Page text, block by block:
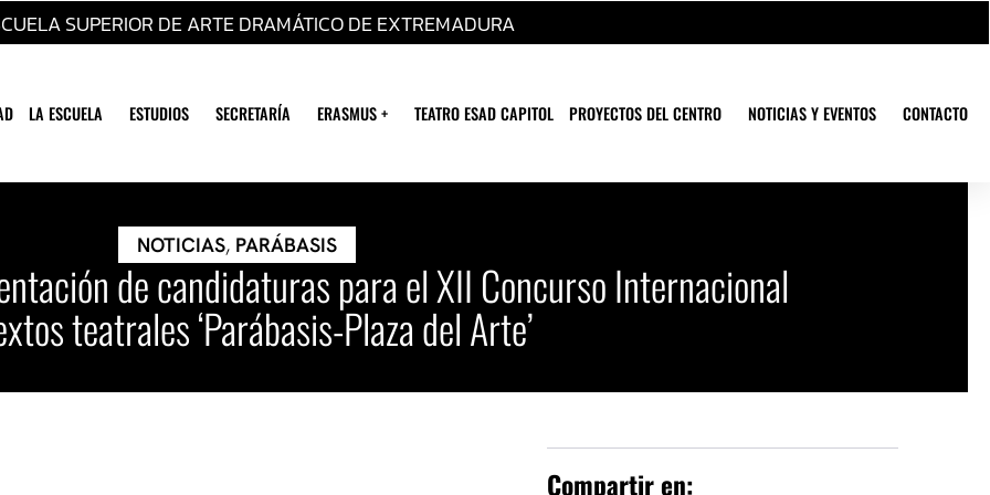
SUPERIOR DE ARTE DRAMÁTICO DE EXTREMADURA
LA ESCUELA ESTUDIOS SECRETARÍA ERASMUS + TEATRO ESAD CAPITOL PROYECTOS DEL CENTRO NOTICIAS Y EVENTOS CONTACTO
NOTICIAS, PARÁBASIS
de candidaturas para el XII Concurso Internacional
teatrales ‘Parábasis-Plaza del Arte’
Compartir en: